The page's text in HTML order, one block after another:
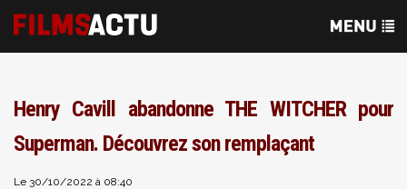
Henry Cavill abandonne THE WITCHER pour
Superman. Découvrez son remplaçant
Le 30/10/2022 à 08:40